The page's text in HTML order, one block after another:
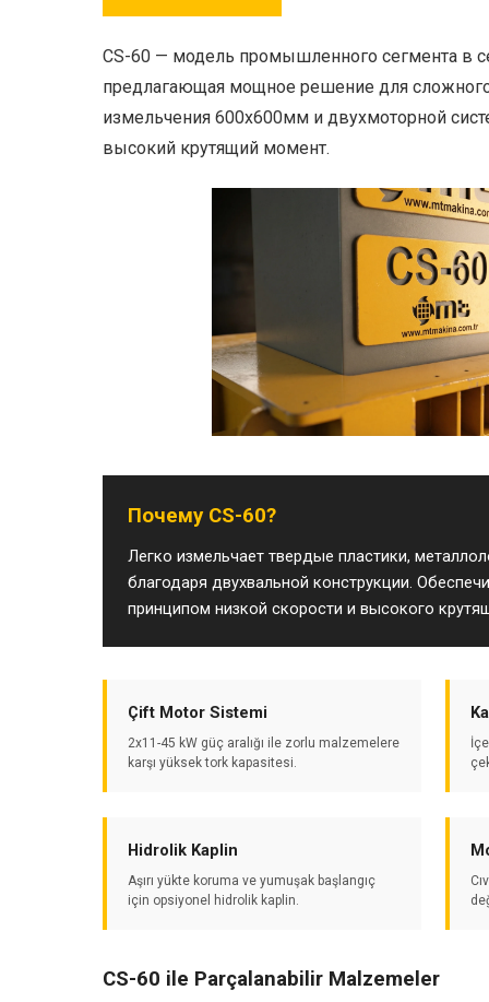
CS-60 — модель промышленного сегмента в
предлагающая мощное решение для
измельчения 600x600мм и двухмоторной
высокий крутящий момент.
Почему CS-60?
Легко измельчает твердые пластики,
благодаря двухвальной конструкции.
принципом низкой скорости и высокого
Çift Motor Sistemi
2x11-45 kW güç aralığı ile zorlu malzemelere
karşı yüksek tork kapasitesi.
Hidrolik Kaplin
Aşırı yükte koruma ve yumuşak başlangıç
için opsiyonel hidrolik kaplin.
CS-60 ile Parçalanabilir Malzemeler